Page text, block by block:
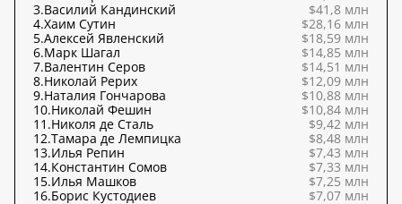
3.Василий Кандинский
$41,8 млн
4.Хаим Сутин
$28,16 млн
5.Алексей Явленский
$18,59 млн
6.Марк Шагал
$14,85 млн
7.Валентин Серов
$14,51 млн
8.Николай Рерих
$12,09 млн
9.Наталия Гончарова
$10,88 млн
10.Николай Фешин
$10,84 млн
11.Николя де Сталь
$9,42 млн
12.Тамара де Лемпицка
$8,48 млн
13.Илья Репин
$7,43 млн
14.Константин Сомов
$7,33 млн
15.Илья Машков
$7,25 млн
16.Борис Кустодиев
$7,07 млн